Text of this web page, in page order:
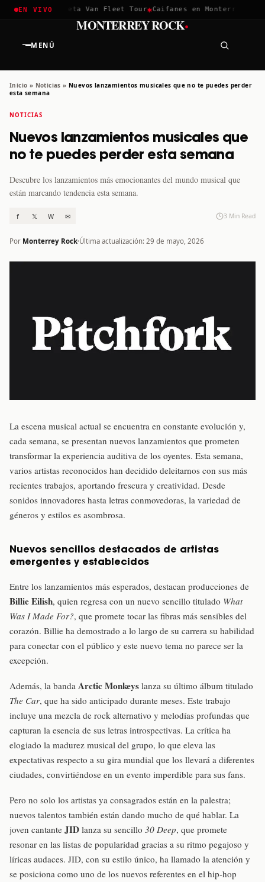
EN VIVO
2026 ✱Greta Van Fleet Tour✱Caifanes en Monterrey · 12
MENÚ
MONTERREY ROCK·
Inicio » Noticias » Nuevos lanzamientos musicales que no te puedes perder
esta semana
NOTICIAS
Nuevos lanzamientos musicales que
no te puedes perder esta semana
Descubre los lanzamientos más emocionantes del mundo musical que
están marcando tendencia esta semana.
f 𝕏 W ✉ 3 Min Read
Por Monterrey Rock Última actualización: 29 de mayo, 2026
La escena musical actual se encuentra en constante evolución y,
cada semana, se presentan nuevos lanzamientos que prometen
transformar la experiencia auditiva de los oyentes. Esta semana,
varios artistas reconocidos han decidido deleitarnos con sus más
recientes trabajos, aportando frescura y creatividad. Desde
sonidos innovadores hasta letras conmovedoras, la variedad de
géneros y estilos es asombrosa.
Nuevos sencillos destacados de artistas
emergentes y establecidos
Entre los lanzamientos más esperados, destacan producciones de
Billie Eilish, quien regresa con un nuevo sencillo titulado What
Was I Made For?, que promete tocar las fibras más sensibles del
corazón. Billie ha demostrado a lo largo de su carrera su habilidad
para conectar con el público y este nuevo tema no parece ser la
excepción.
Además, la banda Arctic Monkeys lanza su último álbum titulado
The Car, que ha sido anticipado durante meses. Este trabajo
incluye una mezcla de rock alternativo y melodías profundas que
capturan la esencia de sus letras introspectivas. La crítica ha
elogiado la madurez musical del grupo, lo que eleva las
expectativas respecto a su gira mundial que los llevará a diferentes
ciudades, convirtiéndose en un evento imperdible para sus fans.
Pero no solo los artistas ya consagrados están en la palestra;
nuevos talentos también están dando mucho de qué hablar. La
joven cantante JID lanza su sencillo 30 Deep, que promete
resonar en las listas de popularidad gracias a su ritmo pegajoso y
líricas audaces. JID, con su estilo único, ha llamado la atención y
se posiciona como uno de los nuevos referentes en el hip-hop